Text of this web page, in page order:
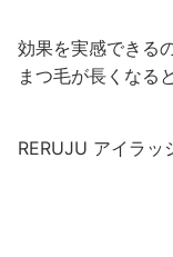
効果を実感できる
まつ毛が長くなる
RERUJU アイラッ